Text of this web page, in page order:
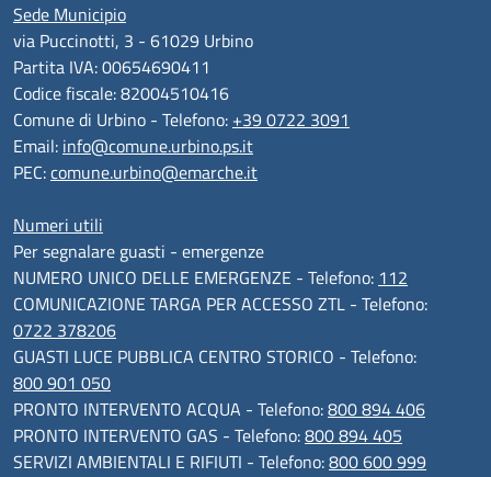
Sede Municipio
via Puccinotti, 3 - 61029 Urbino
Partita IVA: 00654690411
Codice fiscale: 82004510416
Comune di Urbino - Telefono: +39 0722 3091
Email: info@comune.urbino.ps.it
PEC:comune.urbino@emarche.it
Numeri utili
Per segnalare guasti - emergenze
NUMERO UNICO DELLE EMERGENZE - Telefono: 112
COMUNICAZIONE TARGA PER ACCESSO ZTL - Telefono:
0722 378206
GUASTI LUCE PUBBLICA CENTRO STORICO - Telefono:
800 901 050
PRONTO INTERVENTO ACQUA - Telefono:800 894 406
PRONTO INTERVENTO GAS - Telefono:800 894 405
SERVIZI AMBIENTALI E RIFIUTI - Telefono:800 600 999